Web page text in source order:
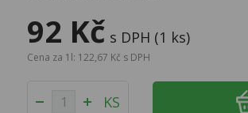
92 Kč s DPH (1 ks)
Cena za 1l: 122,67 Kč s DPH
KS